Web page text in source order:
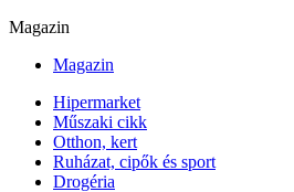
Magazin
Magazin
Hipermarket
Műszaki cikk
Otthon, kert
Ruházat, cipők és sport
Drogéria